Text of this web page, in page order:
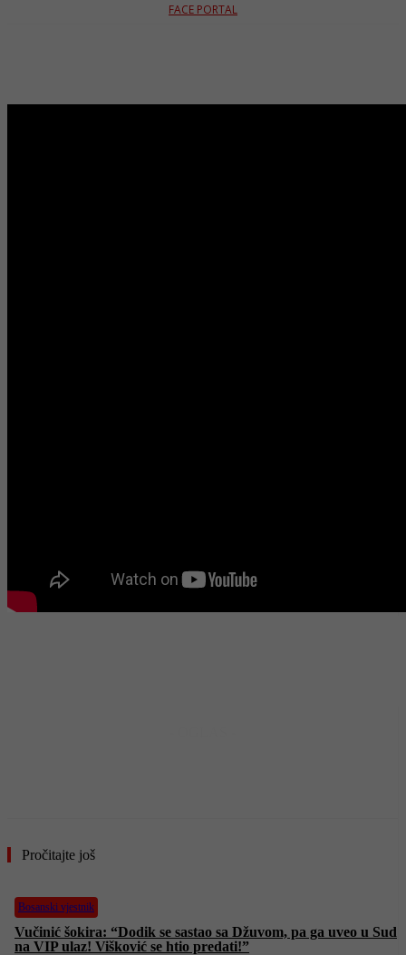
FACE PORTAL
Pročitajte još
Bosanski vjestnik
Vučinić šokira: “Dodik se sastao sa Džuvom, pa ga uveo u Sud
na VIP ulaz! Višković se htio predati!”